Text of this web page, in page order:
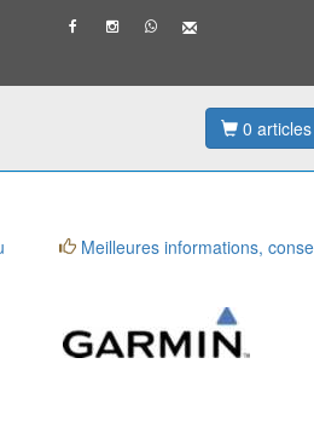
0 articles
Meilleures informations,